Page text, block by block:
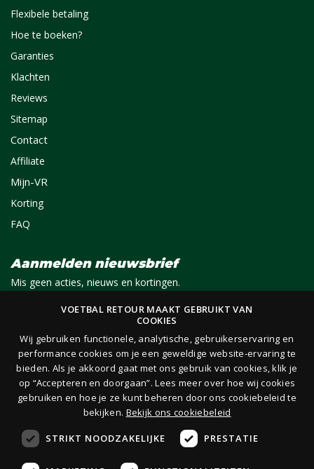
Flexibele betaling
Hoe te boeken?
Garanties
Klachten
Reviews
Sitemap
Contact
Affiliate
Mijn-VR
Korting
FAQ
Aanmelden nieuwsbrief
Mis geen acties, nieuws en kortingen.
Je ontvangt 1x per maand per e-mail van ons een nieuwsbrief op het door jou opgegeven
e-mailadres. Lees hier onze privacy- en cookieverklaring.
VOETBAL RETOUR MAAKT GEBRUIKT VAN
COOKIES
Wij gebruiken functionele, analytische, gebruikerservaring en
performance cookies om je een geweldige website-ervaring te
bieden. Als je akkoord gaat met ons gebruik van cookies, klik je
op “Accepteren en doorgaan”. Lees meer over hoe wij cookies
gebruiken en hoe je ze kunt beheren door ons cookiebeleid te
bekijken. Bekijk ons cookiebeleid
STRIKT NOODZAKELIJKE PRESTATIE